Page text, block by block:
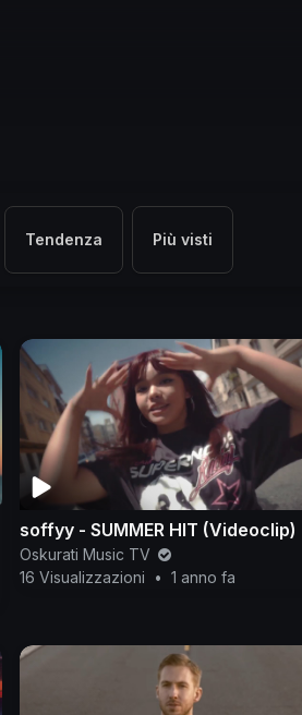
Tendenza Più visti
soffyy - SUMMER HIT (Videoclip)
Oskurati Music TV
16 Visualizzazioni
• 1 anno fa